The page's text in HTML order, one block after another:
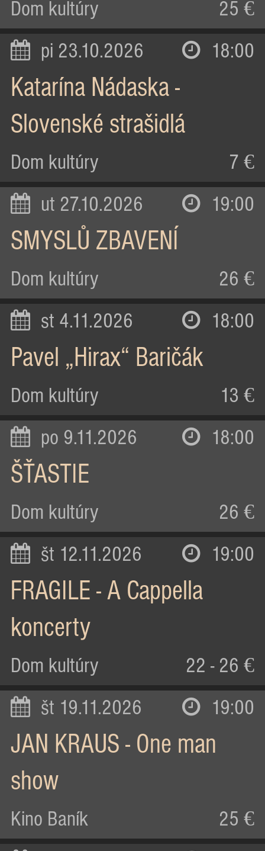
Dom kultúry 25 €
pi 23.10.2026 18:00
Katarína Nádaska -
Slovenské strašidlá
Dom kultúry 7 €
ut 27.10.2026 19:00
SMYSLŮ ZBAVENÍ
Dom kultúry 26 €
st 4.11.2026 18:00
Pavel „Hirax“ Baričák
Dom kultúry 13 €
po 9.11.2026 18:00
ŠŤASTIE
Dom kultúry 26 €
št 12.11.2026 19:00
FRAGILE - A Cappella
koncerty
Dom kultúry 22 - 26 €
št 19.11.2026 19:00
JAN KRAUS - One man
show
Kino Baník 25 €